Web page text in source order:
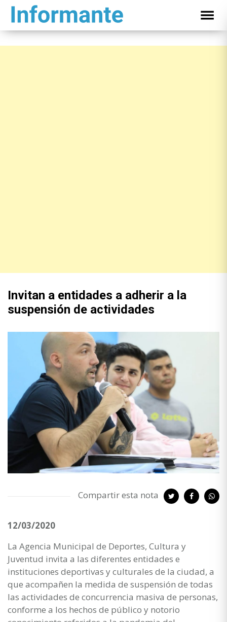
Invitan a entidades a adherir a la
suspensión de actividades
Compartir esta nota
12/03/2020
La Agencia Municipal de Deportes, Cultura y
Juventud invita a las diferentes entidades e
instituciones deportivas y culturales de la ciudad, a
que acompañen la medida de suspensión de todas
las actividades de concurrencia masiva de personas,
conforme a los hechos de público y notorio